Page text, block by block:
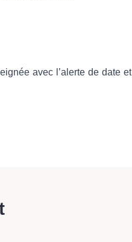
avec l’alerte de date et